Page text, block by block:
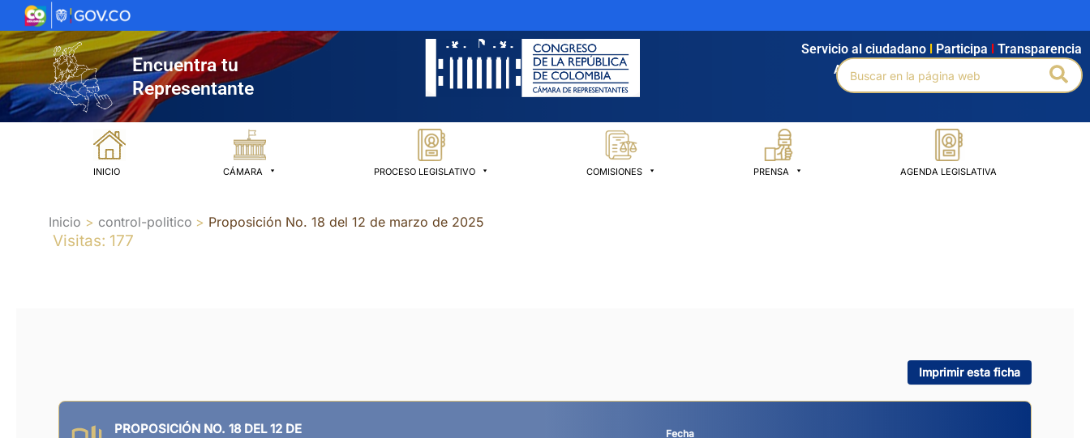
al
contenido
Encuentra tu
Representante
Agendamiento Intranet Búsqueda avanzada
Servicio al ciudadano Participa Transparencia
Buscar
por:
INICIO CÁMARA PROCESO LEGISLATIVO COMISIONES PRENSA AGENDA LEGISLATIVA
Inicio control-politico Proposición No. 18 del 12 de marzo de 2025
Visitas: 177
Imprimir esta ficha
PROPOSICIÓN NO. 18 DEL 12 DE
Fecha